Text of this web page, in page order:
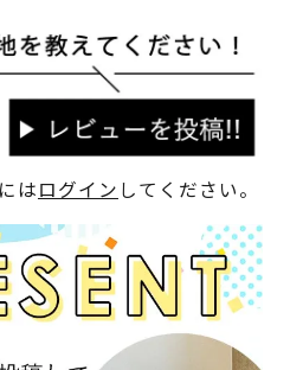
はログイン してください。